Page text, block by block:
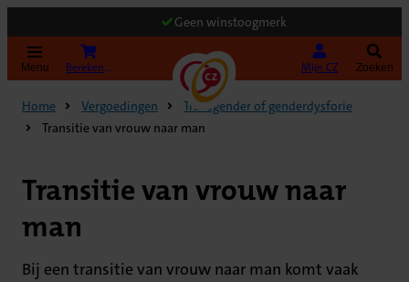
Geen winstoogmerk
Menu Bereken uw premie Mijn CZ Zoeken
Home Vergoedingen
Transgender of genderdysforie
Transitie van vrouw naar man
Transitie van vrouw naar
man
Bij een transitie van vrouw naar man komt vaak